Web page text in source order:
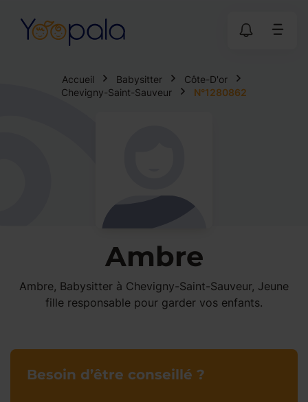
Accueil Babysitter
Côte-D'or
Chevigny-Saint-Sauveur
N°1280862
Ambre
Ambre, Babysitter à Chevigny-Saint-Sauveur, Jeune
fille responsable pour garder vos enfants.
Besoin d’être conseillé ?